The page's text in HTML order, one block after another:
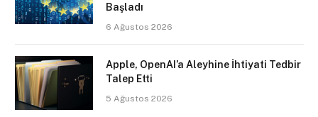
Başladı
6 Ağustos 2026
Apple, OpenAI’a Aleyhine İhtiyati Tedbir
Talep Etti
5 Ağustos 2026